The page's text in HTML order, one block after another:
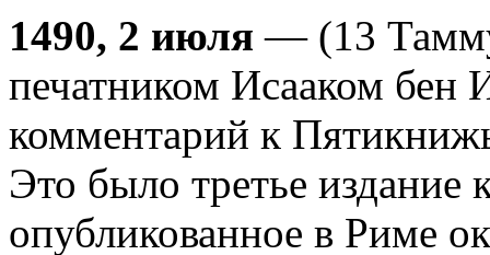
1490, 2 июля — (13
печатником Исааком бен
комментарий к
Это было третье издание
опубликованное в Риме